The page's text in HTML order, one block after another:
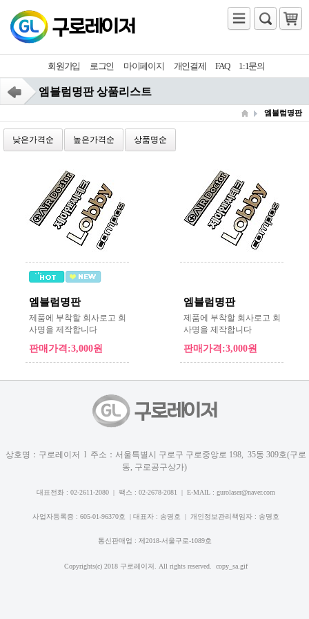
회원가입 로그인 마이페이지 개인결제 FAQ 1:1문의
엠블럼명판 상품리스트
엠블럼명판
낮은가격순 높은가격순 상품명순
엠블럼명판
제품에 부착할 회사로고 회
사명을 제작합니다
판매가격:3,000원
엠블럼명판
제품에 부착할 회사로고 회
사명을 제작합니다
판매가격:3,000원
상호명：구로레이저 l 주소：서울특별시 구로구 구로중앙로 198, 35동 309호(구로
동, 구로공구상가)
대표전화 : 02-2611-2080 | 팩스 : 02-2678-2081 | E-MAIL : gurolaser@naver.com
사업자등록증 : 605-01-96370호 | 대표자 : 송명호 | 개인정보관리책임자 : 송명호
통신판매업 : 제2018-서울구로-1089호
Copyrights(c) 2018 구로레이저. All rights reserved. copy_sa.gif